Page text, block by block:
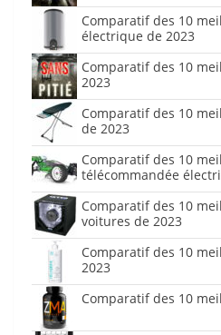
Comparatif des 10
électrique de 2023
Comparatif des 10
2023
Comparatif des 10
de 2023
Comparatif des 10
télécommandée
Comparatif des 10
voitures de 2023
Comparatif des 10
2023
Comparatif des 10